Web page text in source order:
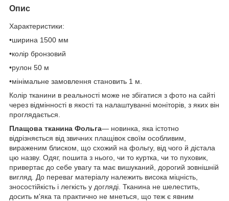
Опис
Характеристики:
•ширина 1500 мм
•колір бронзовий
•рулон 50 м
•мінімальне замовлення становить 1 м.
Колір тканини в реальності може не збігатися з фото на сайті
через відмінності в якості та налаштуванні моніторів, з яких він
проглядається.
Плащова тканина Фольга— новинка, яка істотно
відрізняється від звичних плащівок своїм особливим,
вираженим блиском, що схожий на фольгу, від чого й дістала
цю назву. Одяг, пошита з нього, чи то куртка, чи то пуховик,
привертає до себе увагу та має вишуканий, дорогий зовнішній
вигляд. До переваг матеріалу належить висока міцність,
зносостійкість і легкість у догляді. Тканина не шелестить,
досить м'яка та практично не мнеться, що теж є явним